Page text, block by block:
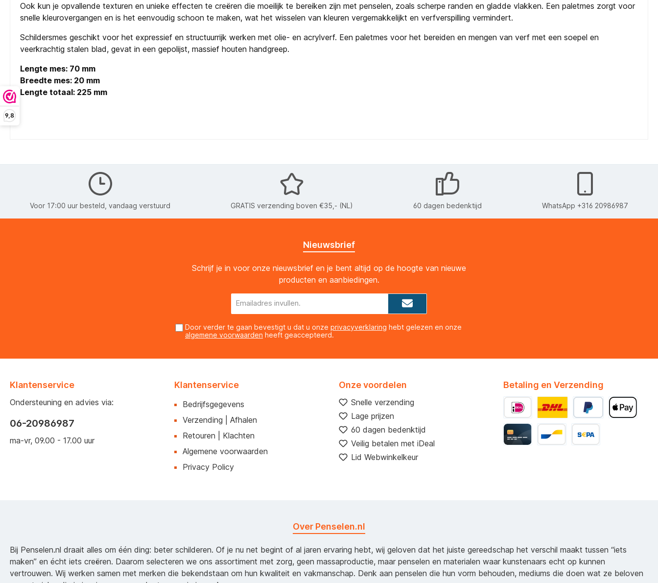
9,8
Ook kun je opvallende texturen en unieke effecten te creëren die moeilijk te bereiken zijn met penselen, zoals scherpe randen en gladde vlakken. Een paletmes zorgt voor
snelle kleurovergangen en is het eenvoudig schoon te maken, wat het wisselen van kleuren vergemakkelijkt en verfverspilling vermindert.
Schildersmes geschikt voor het expressief en structuurrijk werken met olie- en acrylverf. Een paletmes voor het bereiden en mengen van verf met een soepel en
veerkrachtig stalen blad, gevat in een gepolijst, massief houten handgreep.
Lengte mes: 70 mm
Breedte mes: 20 mm
Lengte totaal: 225 mm
Voor 17:00 uur besteld, vandaag verstuurd GRATIS verzending boven €35,- (NL) 60 dagen bedenktijd WhatsApp +316 20986987
Nieuwsbrief
Schrijf je in voor onze nieuwsbrief en je bent altijd op de hoogte van nieuwe
producten en aanbiedingen.
Door verder te gaan bevestigt u dat u onze privacyverklaring hebt gelezen en onze
algemene voorwaarden heeft geaccepteerd.
Klantenservice
Ondersteuning en advies via:
06-20986987
ma-vr, 09.00 - 17.00 uur
Klantenservice
Bedrijfsgegevens
Verzending | Afhalen
Retouren | Klachten
Algemene voorwaarden
Privacy Policy
Onze voordelen
Snelle verzending
Lage prijzen
60 dagen bedenktijd
Veilig betalen met iDeal
Lid Webwinkelkeur
Betaling en Verzending
Over Penselen.nl
Bij Penselen.nl draait alles om één ding: beter schilderen. Of je nu net begint of al jaren ervaring hebt, wij geloven dat het juiste gereedschap het verschil maakt tussen “iets
maken” en écht iets creëren. Daarom selecteren we ons assortiment met zorg, geen massaproductie, maar penselen en materialen waar kunstenaars echt op kunnen
vertrouwen. Wij werken samen met merken die bekendstaan om hun kwaliteit en vakmanschap. Denk aan penselen die hun vorm behouden, mediums die doen wat ze beloven